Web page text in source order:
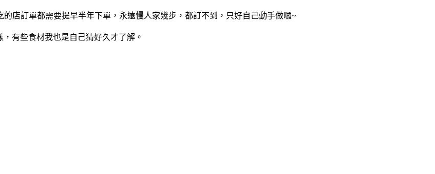
店訂單都需要提早半年下單，永遠慢人家幾步，都訂不到，只好自己動手做囉~
有些食材我也是自己猜好久才了解。